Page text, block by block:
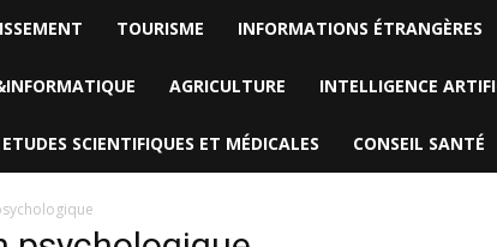
TOURISME INFORMATIONS ÉTRANGÈRES
AGRICULTURE INTELLIGENCE
ETUDES SCIENTIFIQUES ET MÉDICALES CONSEIL SANTÉ